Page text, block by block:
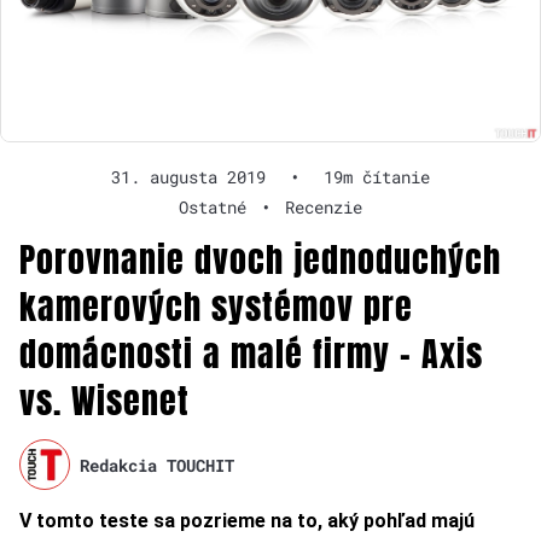
31. augusta 2019 •
19m čítanie
Ostatné
• Recenzie
Porovnanie dvoch jednoduchých
kamerových systémov pre
domácnosti a malé firmy – Axis
vs. Wisenet
Redakcia TOUCHIT
V tomto teste sa pozrieme na to, aký pohľad majú